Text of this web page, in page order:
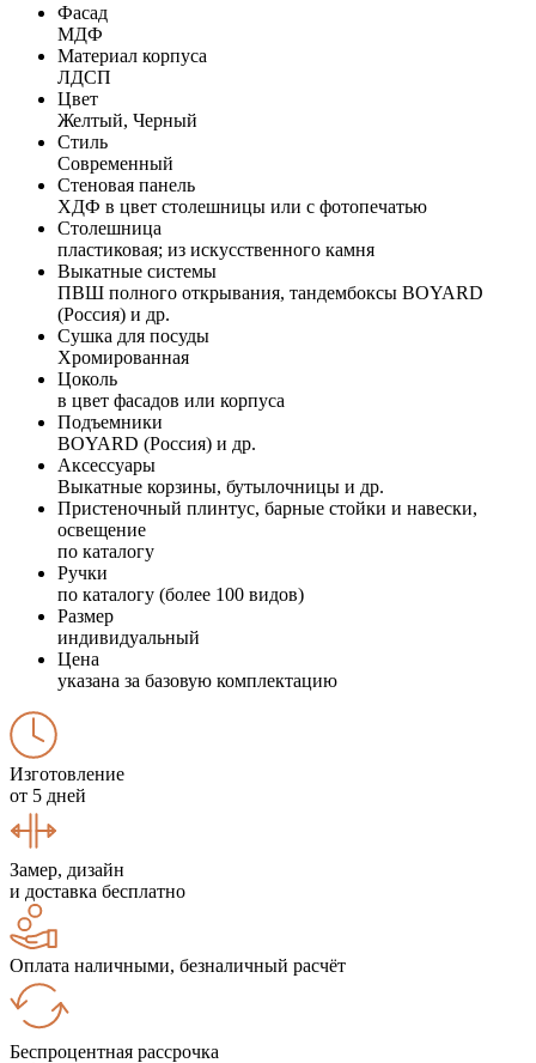
Фасад
МДФ
Материал корпуса
ЛДСП
Цвет
Желтый, Черный
Стиль
Современный
Стеновая панель
ХДФ в цвет столешницы или с фотопечатью
Столешница
пластиковая; из искусственного камня
Выкатные системы
ПВШ полного открывания, тандембоксы BOYARD
(Россия) и др.
Сушка для посуды
Хромированная
Цоколь
в цвет фасадов или корпуса
Подъемники
BOYARD (Россия) и др.
Аксессуары
Выкатные корзины, бутылочницы и др.
Пристеночный плинтус, барные стойки и навески,
освещение
по каталогу
Ручки
по каталогу (более 100 видов)
Размер
индивидуальный
Цена
указана за базовую комплектацию
Изготовление
от 5 дней
Замер, дизайн
и доставка бесплатно
Оплата наличными, безналичный расчёт
Беспроцентная рассрочка